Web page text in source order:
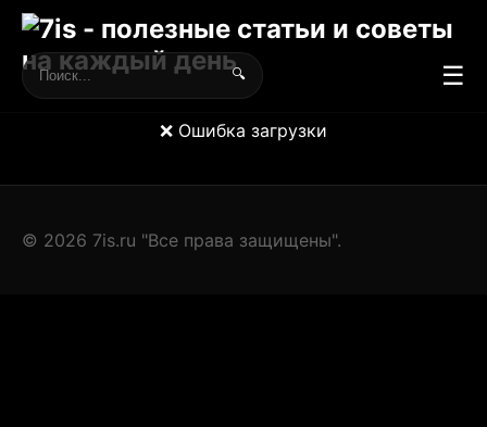
🔍 ☰
❌ Ошибка загрузки
© 2026 7is.ru "Все права защищены".